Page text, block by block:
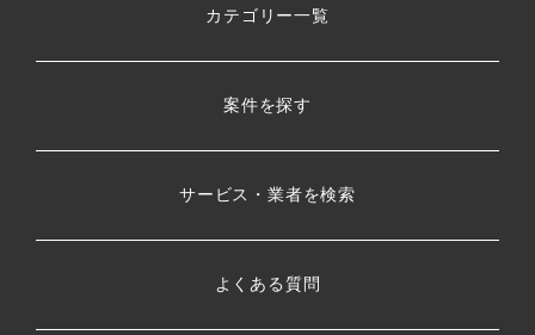
カテゴリー一覧
案件を探す
サービス・業者を検索
よくある質問